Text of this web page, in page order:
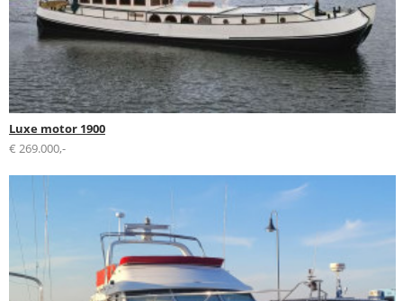
Luxe motor 1900
€ 269.000,-